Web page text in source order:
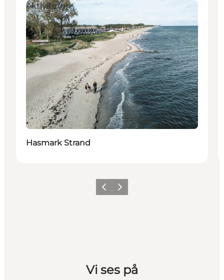
Aktiviteter
Hasmark Strand
Forrige billede
Næste billede
Vi ses på